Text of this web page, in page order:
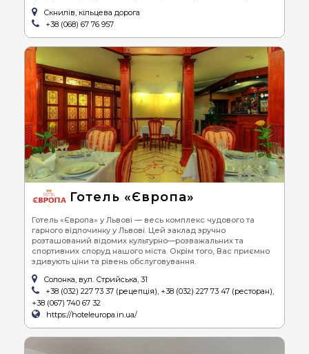
Скнилів, кільцева дорога
+38 (068) 67 76 957
Готель «Європа»
Готель «Європа» у Львові — весь комплекс чудового та
гарного відпочинку у Львові. Цей заклад зручно
розташований відомих культурно—розважальних та
спортивних споруд нашого міста. Окрім того, Вас приємно
здивують ціни та рівень обслуговування.
Солонка, вул. Стрийська, 31
+38 (032) 227 73 37 (рецепція), +38 (032) 227 73 47 (ресторан),
+38 (067) 740 67 32
https://hoteleuropa.in.ua/